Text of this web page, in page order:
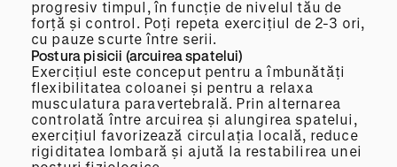
progresiv timpul, în funcție de nivelul tău de
forță și control. Poți repeta exercițiul de 2-3 ori,
cu pauze scurte între serii.
Postura pisicii (arcuirea spatelui)
Exercițiul este conceput pentru a îmbunătăți
flexibilitatea coloanei și pentru a relaxa
musculatura paravertebrală. Prin alternarea
controlată între arcuirea și alungirea spatelui,
exercițiul favorizează circulația locală, reduce
rigiditatea lombară și ajută la restabilirea unei